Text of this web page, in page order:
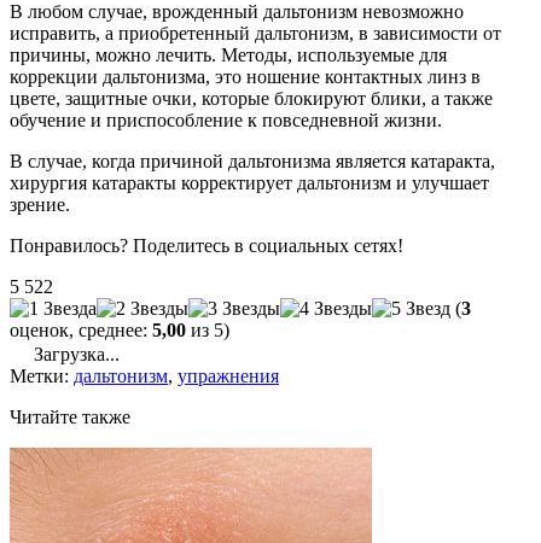
В любом случае, врожденный дальтонизм невозможно
исправить, а приобретенный дальтонизм, в зависимости от
причины, можно лечить. Методы, используемые для
коррекции дальтонизма, это ношение контактных линз в
цвете, защитные очки, которые блокируют блики, а также
обучение и приспособление к повседневной жизни.
В случае, когда причиной дальтонизма является катаракта,
хирургия катаракты корректирует дальтонизм и улучшает
зрение.
Понравилось? Поделитесь в социальных сетях!
5 522
(3
оценок, среднее: 5,00 из 5)
Загрузка...
Метки: дальтонизм, упражнения
Читайте также